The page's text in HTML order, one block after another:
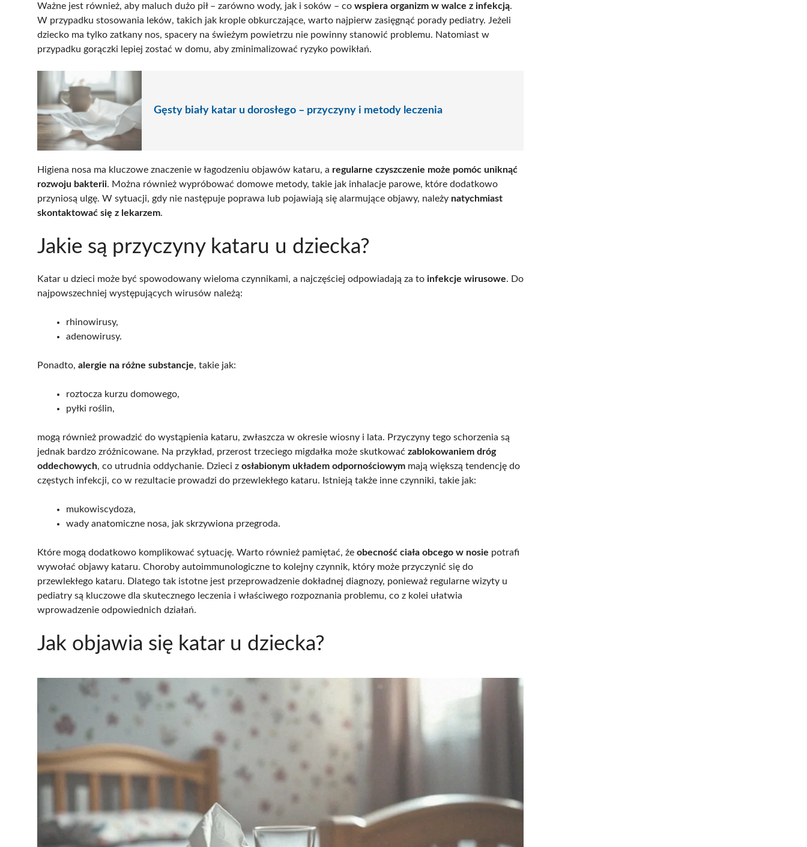
Ważne jest również, aby maluch dużo pił – zarówno wody, jak i soków – co wspiera organizm w walce z infekcją.
W przypadku stosowania leków, takich jak krople obkurczające, warto najpierw zasięgnąć porady pediatry. Jeżeli
dziecko ma tylko zatkany nos, spacery na świeżym powietrzu nie powinny stanowić problemu. Natomiast w
przypadku gorączki lepiej zostać w domu, aby zminimalizować ryzyko powikłań.
Gęsty biały katar u dorosłego – przyczyny i metody leczenia
Higiena nosa ma kluczowe znaczenie w łagodzeniu objawów kataru, a regularne czyszczenie może pomóc uniknąć
rozwoju bakterii. Można również wypróbować domowe metody, takie jak inhalacje parowe, które dodatkowo
przyniosą ulgę. W sytuacji, gdy nie następuje poprawa lub pojawiają się alarmujące objawy, należy natychmiast
skontaktować się z lekarzem.
Jakie są przyczyny kataru u dziecka?
Katar u dzieci może być spowodowany wieloma czynnikami, a najczęściej odpowiadają za to infekcje wirusowe. Do
najpowszechniej występujących wirusów należą:
rhinowirusy,
adenowirusy.
Ponadto, alergie na różne substancje, takie jak:
roztocza kurzu domowego,
pyłki roślin,
mogą również prowadzić do wystąpienia kataru, zwłaszcza w okresie wiosny i lata. Przyczyny tego schorzenia są
jednak bardzo zróżnicowane. Na przykład, przerost trzeciego migdałka może skutkować zablokowaniem dróg
oddechowych, co utrudnia oddychanie. Dzieci z osłabionym układem odpornościowym mają większą tendencję do
częstych infekcji, co w rezultacie prowadzi do przewlekłego kataru. Istnieją także inne czynniki, takie jak:
mukowiscydoza,
wady anatomiczne nosa, jak skrzywiona przegroda.
Które mogą dodatkowo komplikować sytuację. Warto również pamiętać, że obecność ciała obcego w nosie potrafi
wywołać objawy kataru. Choroby autoimmunologiczne to kolejny czynnik, który może przyczynić się do
przewlekłego kataru. Dlatego tak istotne jest przeprowadzenie dokładnej diagnozy, ponieważ regularne wizyty u
pediatry są kluczowe dla skutecznego leczenia i właściwego rozpoznania problemu, co z kolei ułatwia
wprowadzenie odpowiednich działań.
Jak objawia się katar u dziecka?